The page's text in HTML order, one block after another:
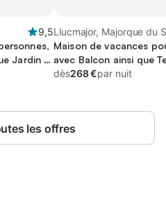
9,5
Jardin et
Llucmajor, Majorque du
Maison de vacances
avec Balcon ainsi que
Piscine
dès268 €par nuit
les offres